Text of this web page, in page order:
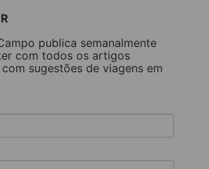
publica semanalmente
com todos os artigos
sugestões de viagens em